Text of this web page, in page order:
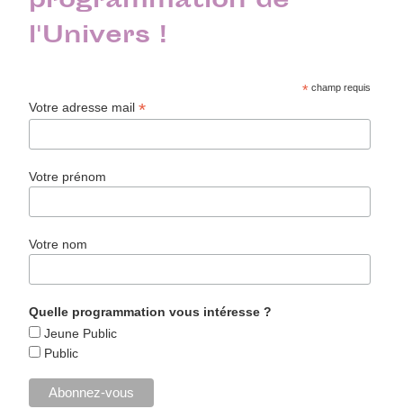
l'Univers !
* champ requis
Votre adresse mail*
Votre prénom
Votre nom
Quelle programmation vous intéresse ?
Jeune Public
Public